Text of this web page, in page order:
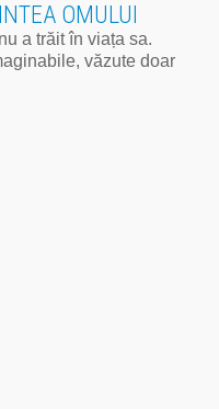
OMULUI
a trăit în viața sa.
văzute doar